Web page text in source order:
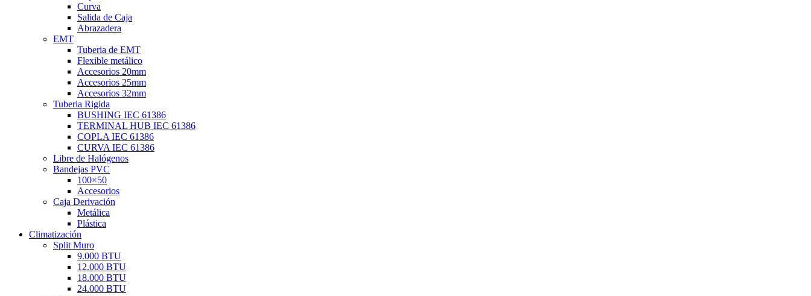
Curva
Salida de Caja
Abrazadera
EMT
Tuberia de EMT
Flexible metálico
Accesorios 20mm
Accesorios 25mm
Accesorios 32mm
Tuberia Rigida
BUSHING IEC 61386
TERMINAL HUB IEC 61386
COPLA IEC 61386
CURVA IEC 61386
Libre de Halógenos
Bandejas PVC
100×50
Accesorios
Caja Derivación
Metálica
Plástica
Climatización
Split Muro
9.000 BTU
12.000 BTU
18.000 BTU
24.000 BTU